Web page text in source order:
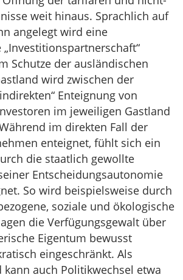
weit hinaus. Sprachlich auf
angelegt wird eine
Schutze der ausländischen
wird zwischen der
Enteignung von
im jeweiligen Gastland
im direkten Fall der
enteignet, fühlt sich ein
die staatlich gewollte
Entscheidungsautonomie
So wird beispielsweise durch
soziale und ökologische
die Verfügungsgewalt über
Eigentum bewusst
eingeschränkt. Als
kann auch Politikwechsel etwa